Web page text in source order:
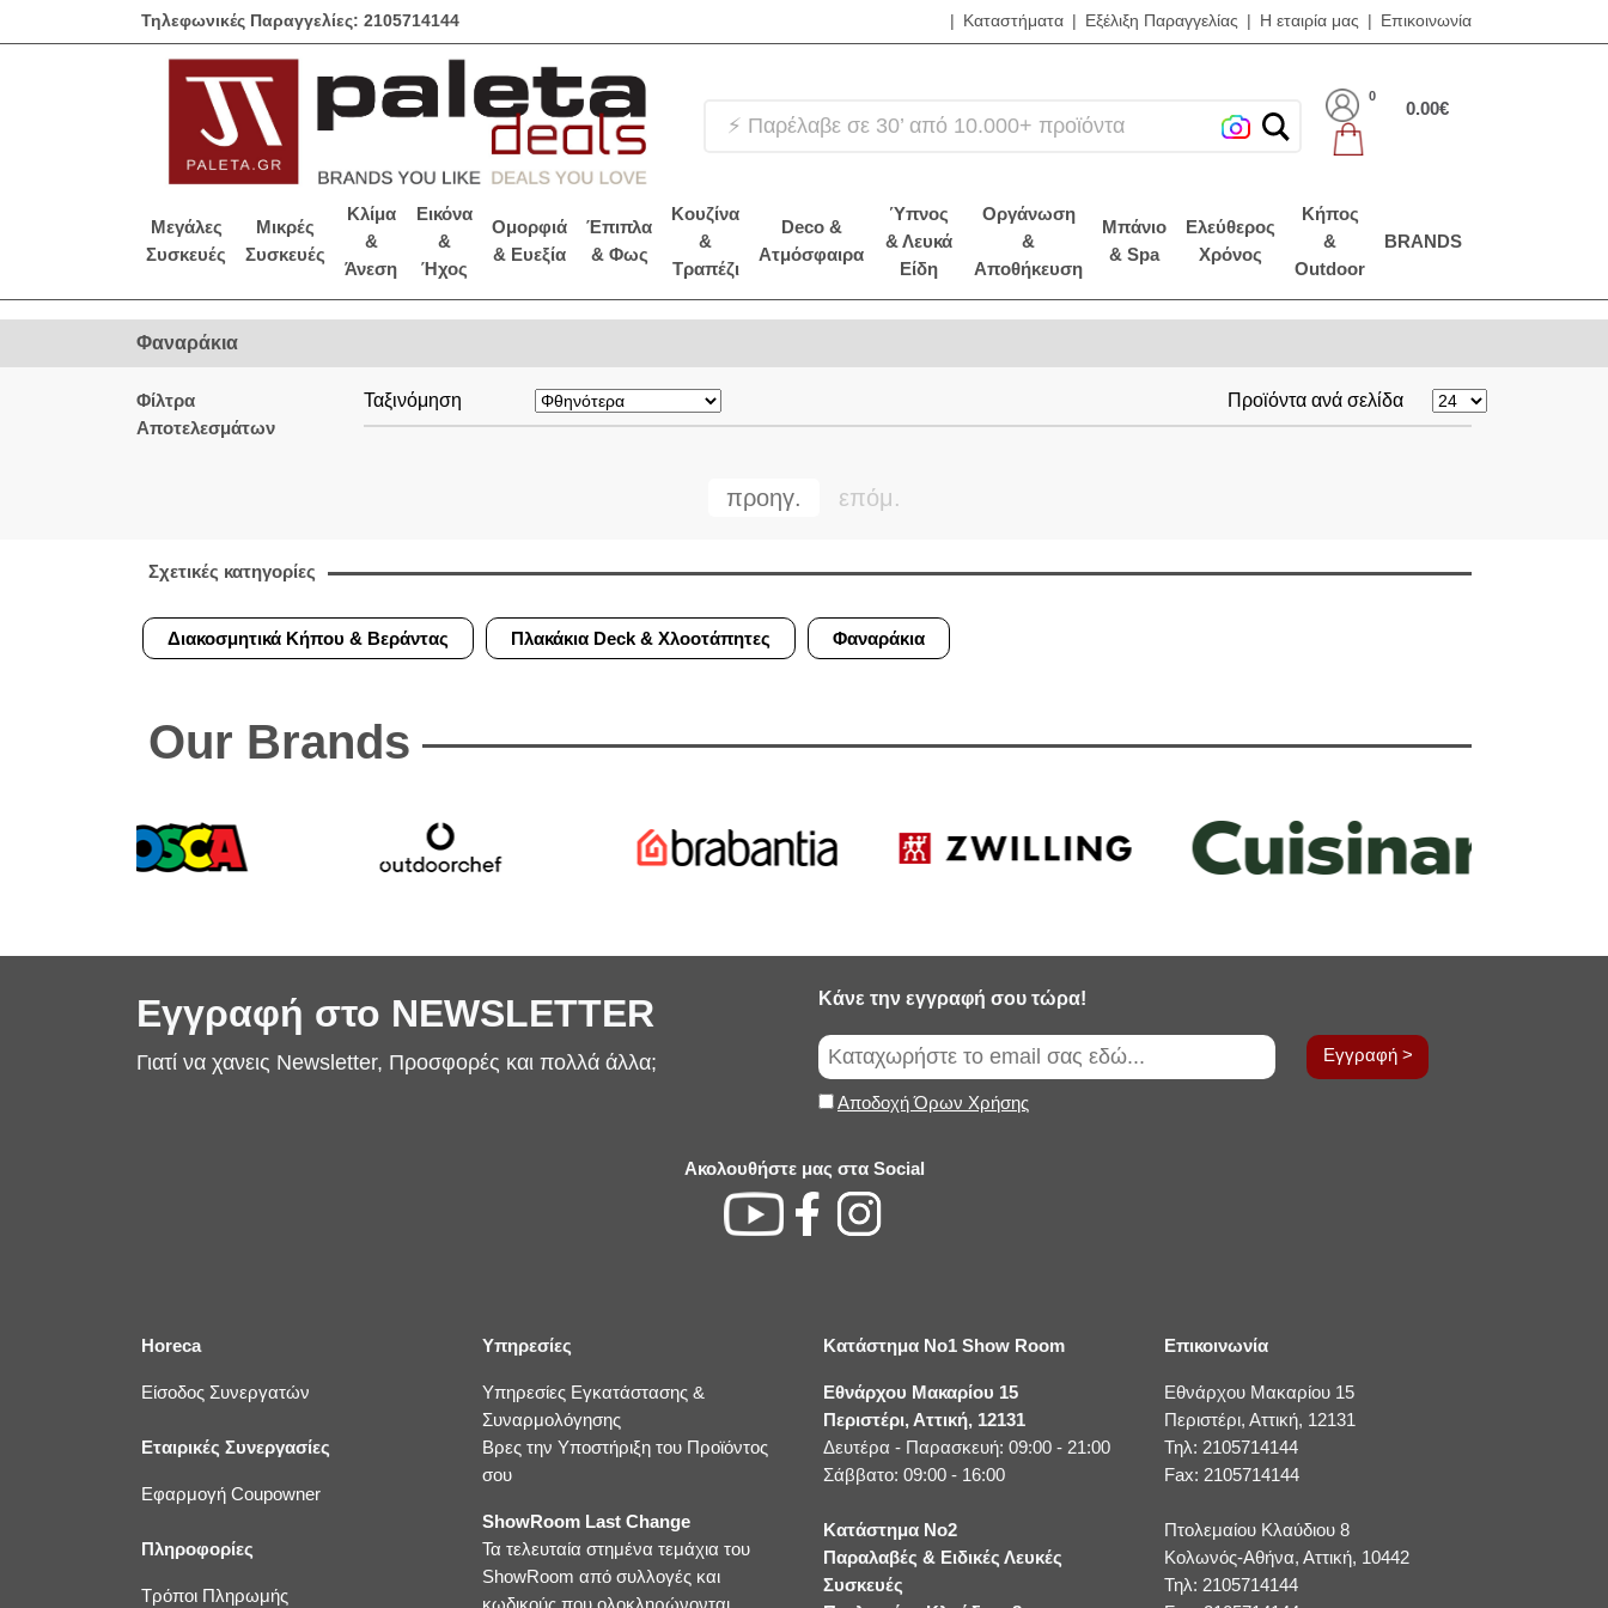
Τηλεφωνικές Παραγγελίες: 2105714144 Καταστήματα Εξέλιξη Παραγγελίας Η εταιρία μας Επικοινωνία
⚡ Παρέλαβε σε 30’ από 10.000+ προϊόντα
0
0.00€
Μεγάλες
Συσκευές
Μικρές
Συσκευές
Κλίμα
&
Άνεση
Εικόνα
&
Ήχος
Ομορφιά
& Ευεξία
Έπιπλα
& Φως
Κουζίνα
&
Τραπέζι
Deco &
Ατμόσφαιρα
Ύπνος
& Λευκά
Είδη
Οργάνωση
&
Αποθήκευση
Μπάνιο
& Spa
Ελεύθερος
Χρόνος
Κήπος
&
Outdoor
BRANDS
Φαναράκια
Φίλτρα
Αποτελεσμάτων
Ταξινόμηση Προϊόντα ανά σελίδα
προηγ. επόμ.
Σχετικές κατηγορίες
Διακοσμητικά Κήπου & Βεράντας Πλακάκια Deck & Χλοοτάπητες Φαναράκια
Our Brands
Εγγραφή στο NEWSLETTER
Γιατί να χανεις Newsletter, Προσφορές και πολλά άλλα;
Κάνε την εγγραφή σου τώρα!
Εγγραφή >
Αποδοχή Όρων Χρήσης
Ακολουθήστε μας στα Social
Horeca
Είσοδος Συνεργατών
Εταιρικές Συνεργασίες
Εφαρμογή Coupowner
Πληροφορίες
Τρόποι Πληρωμής
Υπηρεσίες
Υπηρεσίες Εγκατάστασης &
Συναρμολόγησης
Βρες την Υποστήριξη του Προϊόντος
σου
ShowRoom Last Change
Τα τελευταία στημένα τεμάχια του
ShowRoom από συλλογές και
κωδικούς που ολοκληρώνονται
Κατάστημα No1 Show Room
Εθνάρχου Μακαρίου 15
Περιστέρι, Αττική, 12131
Δευτέρα - Παρασκευή: 09:00 - 21:00
Σάββατο: 09:00 - 16:00
Κατάστημα No2
Παραλαβές & Ειδικές Λευκές
Συσκευές
Επικοινωνία
Εθνάρχου Μακαρίου 15
Περιστέρι, Αττική, 12131
Τηλ: 2105714144
Fax: 2105714144
Πτολεμαίου Κλαύδιου 8
Κολωνός-Αθήνα, Αττική, 10442
Τηλ: 2105714144